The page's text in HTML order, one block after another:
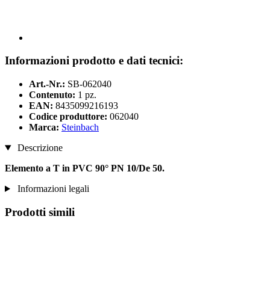
Informazioni prodotto e dati tecnici:
Art.-Nr.: SB-062040
Contenuto: 1 pz.
EAN: 8435099216193
Codice produttore: 062040
Marca: Steinbach
Descrizione
Elemento a T in PVC 90° PN 10/De 50.
Informazioni legali
Prodotti simili